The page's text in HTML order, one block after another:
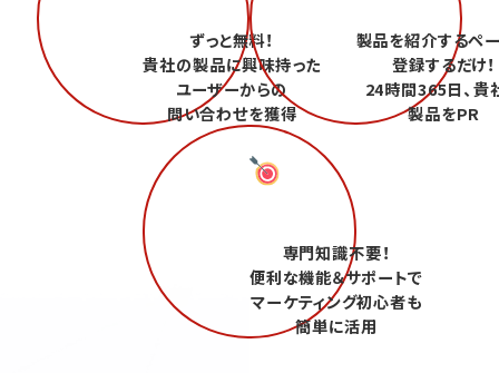
ずっと無料！
貴社の製品に興味持った
ユーザーからの
問い合わせを獲得
製品を紹介するペ
登録するだけ！
24時間365日、貴
製品をPR
専門知識不要！
便利な機能＆サポートで
マーケティング初心者も
簡単に活用